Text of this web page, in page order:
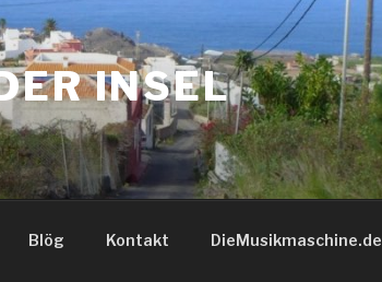
INSEL
Blög Kontakt DieMusikmaschine.de